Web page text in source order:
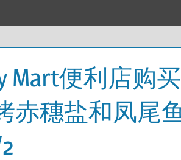
Mart便利店购买
赤穗盐和凤尾